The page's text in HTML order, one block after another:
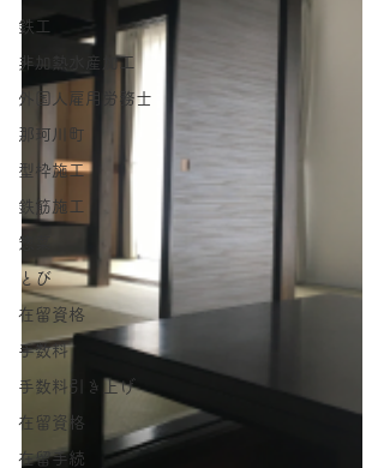
鉄工
非加熱水産加工
外国人雇用労務士
那珂川町
型枠施工
鉄筋施工
惣菜
とび
在留資格
手数料
手数料引き上げ
在留資格
在留手続